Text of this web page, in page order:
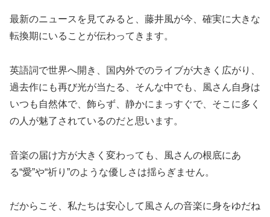
最新のニュースを見てみると、藤井風が今、確実に大きな
転換期にいることが伝わってきます。
英語詞で世界へ開き、国内外でのライブが大きく広がり、
過去作にも再び光が当たる、そんな中でも、風さん自身は
いつも自然体で、飾らず、静かにまっすぐで、そこに多く
の人が魅了されているのだと思います。
音楽の届け方が大きく変わっても、風さんの根底にあ
る“愛”や“祈り”のような優しさは揺らぎません。
だからこそ、私たちは安心して風さんの音楽に身をゆだね